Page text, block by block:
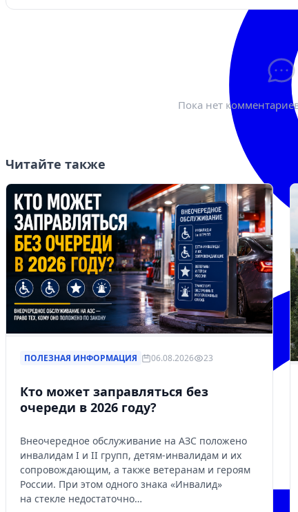
Ваше имя*
Пока нет
Читайте также
ПОЛЕЗНАЯ ИНФОРМАЦИЯ 06.08.2026 23
Кто может заправляться без
очереди в 2026 году?
Внеочередное обслуживание на АЗС положено
инвалидам I и II групп, детям-инвалидам и их
сопровождающим, а также ветеранам и героям
России. При этом одного знака «Инвалид»
на стекле недостаточно…